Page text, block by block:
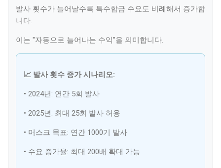
발사 횟수가 늘어날수록 특수합금 수요도 비례해서 증가합
니다.
이는 "자동으로 늘어나는 수익"을 의미합니다.
📈 발사 횟수 증가 시나리오:
• 2024년: 연간 5회 발사
• 2025년: 최대 25회 발사 허용
• 머스크 목표: 연간 1000기 발사
• 수요 증가율: 최대 200배 확대 가능